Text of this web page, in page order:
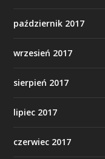
październik 2017
wrzesień 2017
sierpień 2017
lipiec 2017
czerwiec 2017